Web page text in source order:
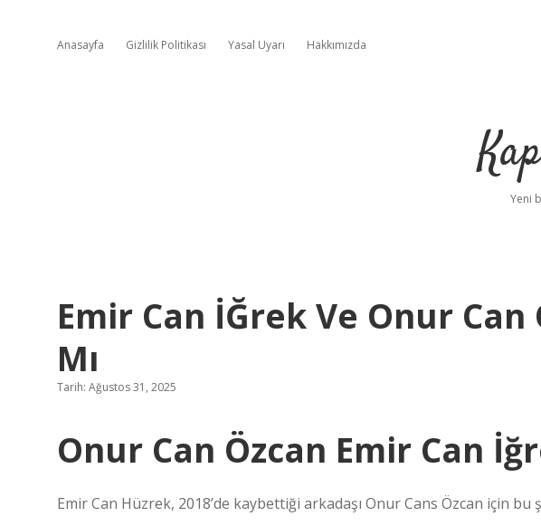
Anasayfa Gizlilik Politikası Yasal Uyarı Hakkımızda
Yeni
Emir Can İĞrek Ve Onur
Mı
Tarih: Ağustos 31, 2025
Onur Can Özcan Emir Can
Emir Can Hüzrek, 2018’de kaybettiği arkadaşı Onur Cans Özcan için bu